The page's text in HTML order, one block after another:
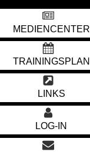
MEDIENCENTER
TRAININGSPLAN
LINKS
LOG-IN